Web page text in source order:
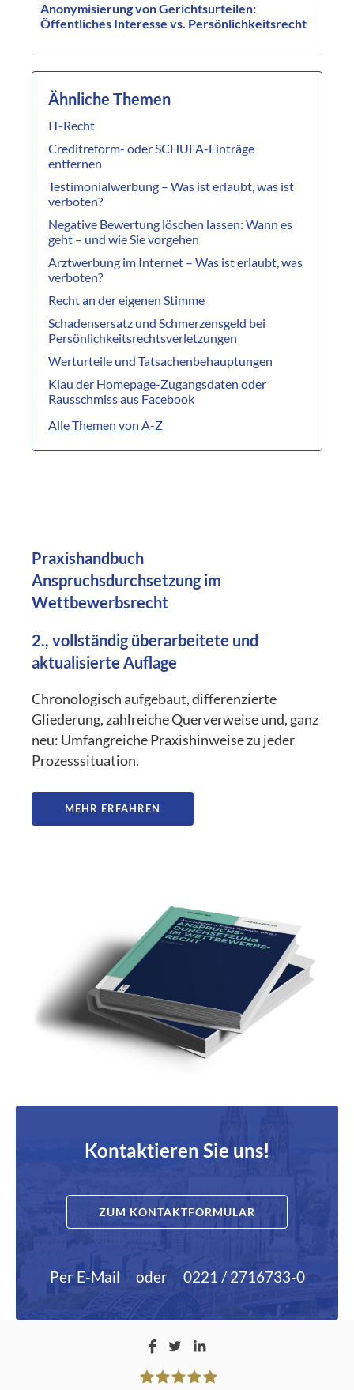
Anonymisierung von Gerichtsurteilen:
Öffentliches Interesse vs. Persönlichkeitsrecht
Ähnliche Themen
IT-Recht
Creditreform- oder SCHUFA-Einträge
entfernen
Testimonialwerbung – Was ist erlaubt, was ist
verboten?
Negative Bewertung löschen lassen: Wann es
geht – und wie Sie vorgehen
Arztwerbung im Internet – Was ist erlaubt, was
verboten?
Recht an der eigenen Stimme
Schadensersatz und Schmerzensgeld bei
Persönlichkeitsrechtsverletzungen
Werturteile und Tatsachenbehauptungen
Klau der Homepage-Zugangsdaten oder
Rausschmiss aus Facebook
Alle Themen von A-Z
Praxishandbuch
Anspruchsdurchsetzung im
Wettbewerbsrecht
2., vollständig überarbeitete und
aktualisierte Auflage
Chronologisch aufgebaut, differenzierte
Gliederung, zahlreiche Querverweise und, ganz
neu: Umfangreiche Praxishinweise zu jeder
Prozesssituation.
MEHR ERFAHREN
Kontaktieren Sie uns!
ZUM KONTAKTFORMULAR
Per E-Mail oder 0221 / 2716733-0